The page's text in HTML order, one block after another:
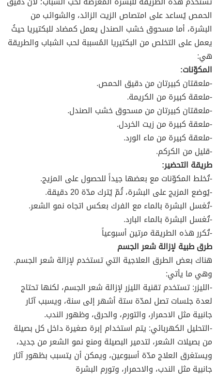
الحمص يُساعد على امتصاص الزيت الزائد، والشوائب من
البشرة، أما مسحوق خشب الصندل يعمل كمضاد للبكتيريا حيثُ
يعمل على التخلص من البكتيريا المُسببة لحب الشباب والطريقة
هي:
المكوّنات:
-ملعقتان كبيرتان من دقيق الحمص.
-ملعقة كبيرة من الكريمة.
-ملعقتان كبيرتان من مسحوق خشب الصندل.
-ملعقة كبيرة من زيت الخردل.
-ملعقة كبيرة من ماء الورد.
-قليل من الكركم.
طريقة التحضير:
-تُخلط المكوّنات مع بعضها جيداً للحصول على المزيج.
-يُوضع المزيج على البشرة، ثُمّ يُترك مدّة 20 دقيقة.
-تُغسل البشرة بالماء مع الفرك بعكس اتجاه نمو الشعر.
-تُغسل البشرة بالماء البارد.
-تُكرر هذه الطريقة مرتين أسبوعياً
طرق طبية لإزالة شعر الجسم
هناك بعض الطرق العلاجية التي تستخدم لإزالة شعر الجسم.
وهي ما يأتي:
-الليزر: تستخدم تقنية الليزر لإزالة شعر الجسم، لكنها تحتاج
لعدة جلسات تصل لمدّة ستة أشهر إلى سنة، ويسبب آثار
جانبية مثل الاحمرار، والتورم، والحرق، وظهور الندب.
-التحليل الكهربائي: يتم استخدام إبرة صغيرة داخل كل بصيلة
من بصيلات الشعر، لتدمير البصيلة ومنع نمو الشعر من جديد،
ويستغرق العلاج مدّة أسبوعين، ويمكن أن يتسبب بظهور آثار
جانبية مثل الندب، والاحمرار، وتورم البشرة